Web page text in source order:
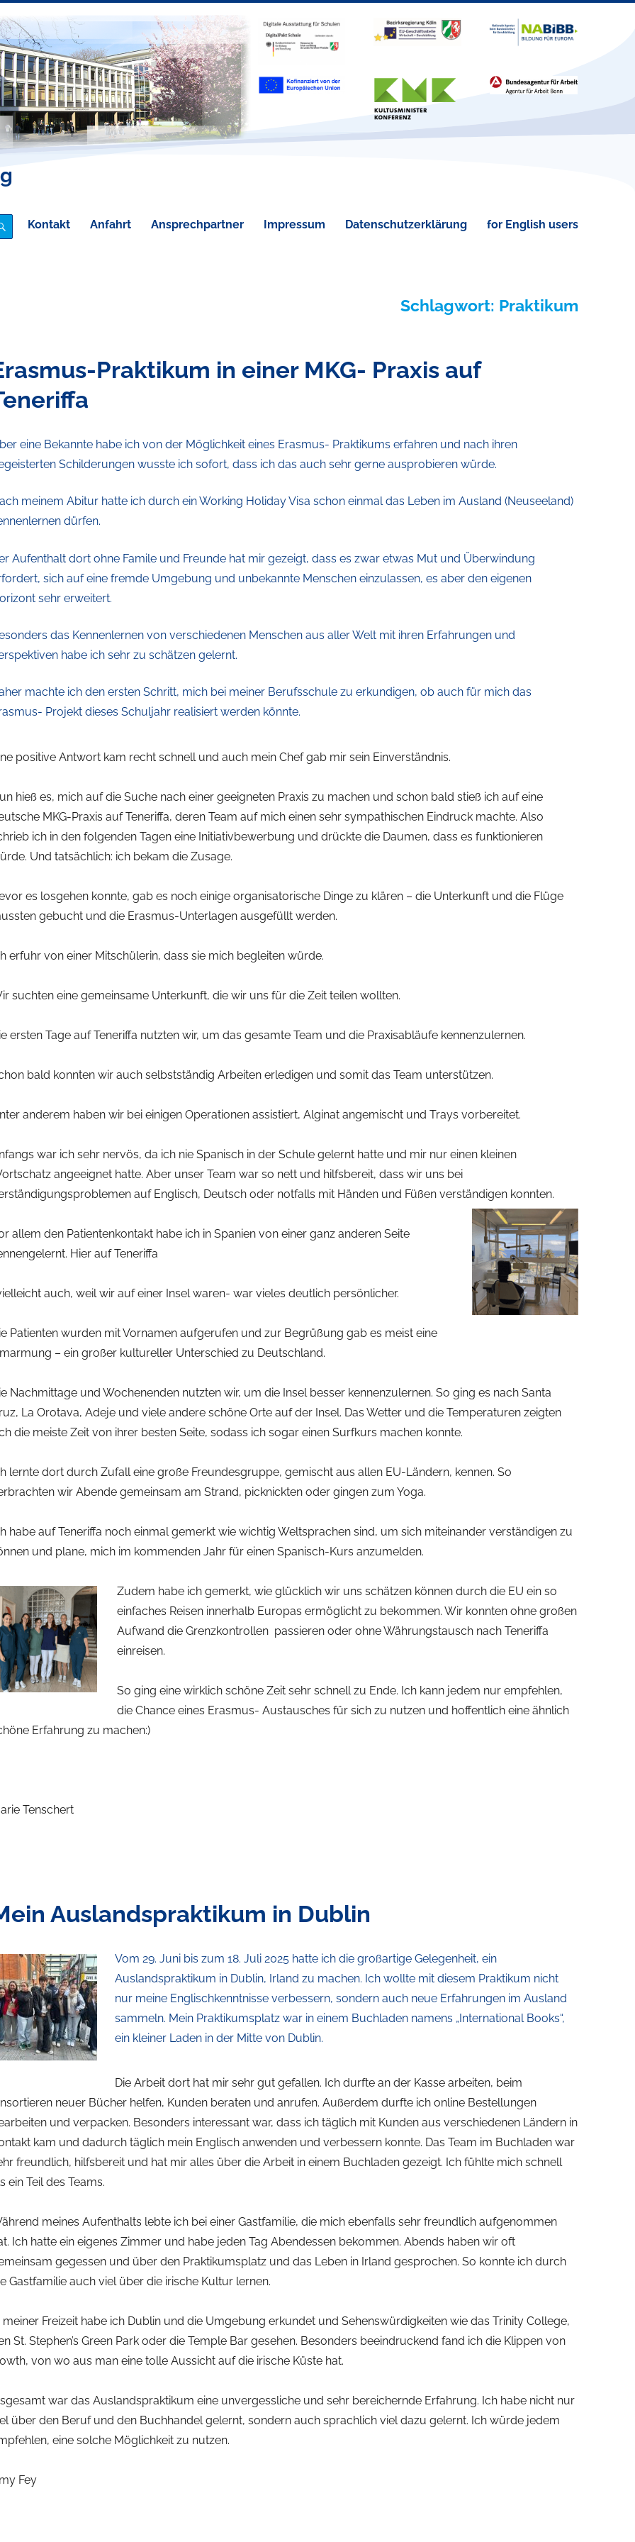
Kontakt Anfahrt Ansprechpartner Impressum Datenschutzerklärung for English users
Schlagwort: Praktikum
Praktikum in einer MKG- Praxis auf
eine Bekannte habe ich von der Möglichkeit eines Erasmus- Praktikums erfahren und nach ihren
Schilderungen wusste ich sofort, dass ich das auch sehr gerne ausprobieren würde.
meinem Abitur hatte ich durch ein Working Holiday Visa schon einmal das Leben im Ausland (Neuseeland)
dürfen.
Aufenthalt dort ohne Famile und Freunde hat mir gezeigt, dass es zwar etwas Mut und Überwindung
sich auf eine fremde Umgebung und unbekannte Menschen einzulassen, es aber den eigenen
sehr erweitert.
das Kennenlernen von verschiedenen Menschen aus aller Welt mit ihren Erfahrungen und
habe ich sehr zu schätzen gelernt.
machte ich den ersten Schritt, mich bei meiner Berufsschule zu erkundigen, ob auch für mich das
Projekt dieses Schuljahr realisiert werden könnte.
positive Antwort kam recht schnell und auch mein Chef gab mir sein Einverständnis.
hieß es, mich auf die Suche nach einer geeigneten Praxis zu machen und schon bald stieß ich auf eine
MKG-Praxis auf Teneriffa, deren Team auf mich einen sehr sympathischen Eindruck machte. Also
ich in den folgenden Tagen eine Initiativbewerbung und drückte die Daumen, dass es funktionieren
Und tatsächlich: ich bekam die Zusage.
es losgehen konnte, gab es noch einige organisatorische Dinge zu klären – die Unterkunft und die Flüge
gebucht und die Erasmus-Unterlagen ausgefüllt werden.
erfuhr von einer Mitschülerin, dass sie mich begleiten würde.
suchten eine gemeinsame Unterkunft, die wir uns für die Zeit teilen wollten.
ersten Tage auf Teneriffa nutzten wir, um das gesamte Team und die Praxisabläufe kennenzulernen.
bald konnten wir auch selbstständig Arbeiten erledigen und somit das Team unterstützen.
anderem haben wir bei einigen Operationen assistiert, Alginat angemischt und Trays vorbereitet.
war ich sehr nervös, da ich nie Spanisch in der Schule gelernt hatte und mir nur einen kleinen
angeeignet hatte. Aber unser Team war so nett und hilfsbereit, dass wir uns bei
auf Englisch, Deutsch oder notfalls mit Händen und Füßen verständigen konnten.
allem den Patientenkontakt habe ich in Spanien von einer ganz anderen Seite
Hier auf Teneriffa
auch, weil wir auf einer Insel waren- war vieles deutlich persönlicher.
Patienten wurden mit Vornamen aufgerufen und zur Begrüßung gab es meist eine
– ein großer kultureller Unterschied zu Deutschland.
Nachmittage und Wochenenden nutzten wir, um die Insel besser kennenzulernen. So ging es nach Santa
La Orotava, Adeje und viele andere schöne Orte auf der Insel. Das Wetter und die Temperaturen zeigten
die meiste Zeit von ihrer besten Seite, sodass ich sogar einen Surfkurs machen konnte.
lernte dort durch Zufall eine große Freundesgruppe, gemischt aus allen EU-Ländern, kennen. So
wir Abende gemeinsam am Strand, picknickten oder gingen zum Yoga.
habe auf Teneriffa noch einmal gemerkt wie wichtig Weltsprachen sind, um sich miteinander verständigen zu
und plane, mich im kommenden Jahr für einen Spanisch-Kurs anzumelden.
Zudem habe ich gemerkt, wie glücklich wir uns schätzen können durch die EU ein so
einfaches Reisen innerhalb Europas ermöglicht zu bekommen. Wir konnten ohne großen
Aufwand die Grenzkontrollen passieren oder ohne Währungstausch nach Teneriffa
einreisen.
So ging eine wirklich schöne Zeit sehr schnell zu Ende. Ich kann jedem nur empfehlen,
die Chance eines Erasmus- Austausches für sich zu nutzen und hoffentlich eine ähnlich
Erfahrung zu machen:)
Tenschert
Auslandspraktikum in Dublin
Vom 29. Juni bis zum 18. Juli 2025hatte ich die großartige Gelegenheit, ein
Auslandspraktikum in Dublin, Irland zu machen. Ich wollte mit diesem Praktikum nicht
nur meine Englischkenntnisse verbessern, sondern auch neue Erfahrungen im Ausland
sammeln. Mein Praktikumsplatz war in einem Buchladen namens „International Books“,
ein kleiner Laden in der Mitte von Dublin.
Die Arbeit dort hat mir sehr gut gefallen. Ich durfte an der Kasse arbeiten, beim
neuer Bücher helfen, Kunden beraten und anrufen. Außerdem durfte ich online Bestellungen
und verpacken. Besonders interessant war, dass ich täglich mit Kunden aus verschiedenen Ländern in
kam und dadurch täglich mein Englisch anwenden und verbessern konnte. Das Team im Buchladen war
freundlich, hilfsbereit und hat mir alles über die Arbeit in einem Buchladen gezeigt. Ich fühlte mich schnell
ein Teil des Teams.
meines Aufenthalts lebte ich bei einer Gastfamilie, die mich ebenfalls sehr freundlich aufgenommen
Ich hatte ein eigenes Zimmer und habe jeden Tag Abendessen bekommen. Abends haben wir oft
gegessen und über den Praktikumsplatz und das Leben in Irland gesprochen. So konnte ich durch
Gastfamilie auch viel über die irische Kultur lernen.
meiner Freizeit habe ich Dublin und die Umgebung erkundet und Sehenswürdigkeiten wie das Trinity College,
St. Stephen’s Green Park oder die Temple Bar gesehen. Besonders beeindruckend fand ich die Klippen von
von wo aus man eine tolle Aussicht auf die irische Küste hat.
war das Auslandspraktikum eine unvergessliche und sehr bereichernde Erfahrung. Ich habe nicht nur
über den Beruf und den Buchhandel gelernt, sondern auch sprachlich viel dazu gelernt. Ich würde jedem
eine solche Möglichkeit zu nutzen.
Fey